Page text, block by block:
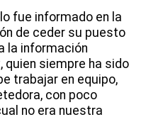
fue informado en la
de ceder su puesto
la información
quien siempre ha sido
trabajar en equipo,
con poco
no era nuestra